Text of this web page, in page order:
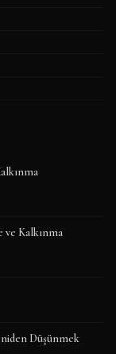
ve Kalkınma
Düşünmek